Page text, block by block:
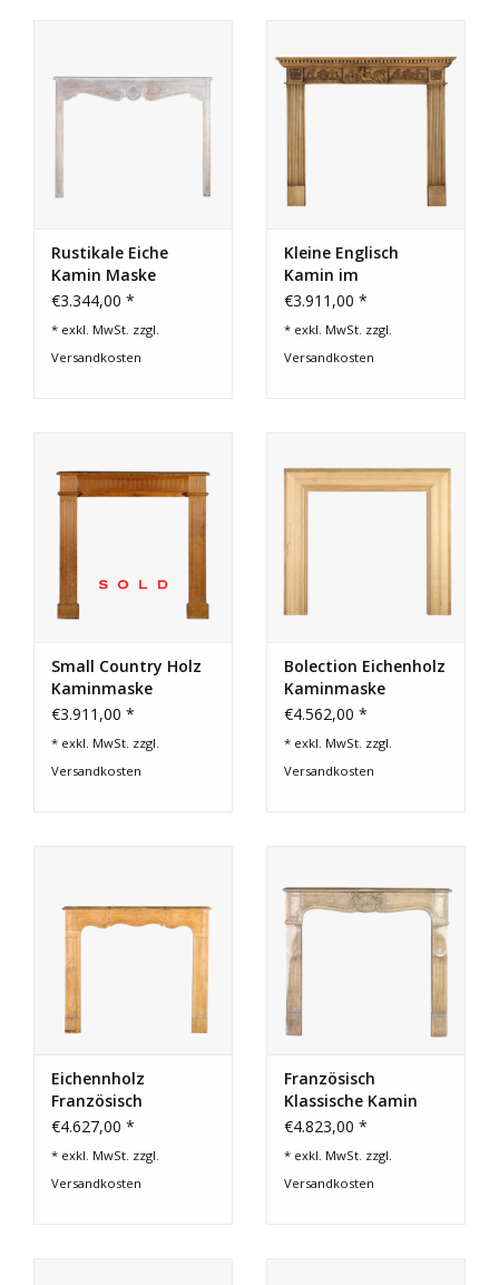
Rustikale Eiche
Kamin Maske
€3.344,00 *
* exkl. MwSt. zzgl.
Versandkosten
Kleine Englisch
Kamin im
Kiefernholz
€3.911,00 *
* exkl. MwSt. zzgl.
Versandkosten
Small Country Holz
Kaminmaske
€3.911,00 *
* exkl. MwSt. zzgl.
Versandkosten
Bolection Eichenholz
Kaminmaske
€4.562,00 *
* exkl. MwSt. zzgl.
Versandkosten
Eichennholz
Französisch
Kaminmaske
€4.627,00 *
* exkl. MwSt. zzgl.
Versandkosten
Französisch
Klassische Kamin
€4.823,00 *
* exkl. MwSt. zzgl.
Versandkosten